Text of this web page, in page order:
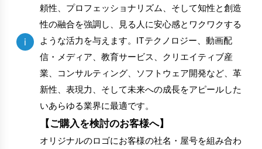
i
頼性、プロフェッショナリズム、そして知性と創造
性の融合を強調し、見る人に安心感とワクワクする
ような活力を与えます。ITテクノロジー、動画配
信・メディア、教育サービス、クリエイティブ産
業、コンサルティング、ソフトウェア開発など、革
新性、表現力、そして未来への成長をアピールした
いあらゆる業界に最適です。
【ご購入を検討のお客様へ】
オリジナルのロゴにお客様の社名・屋号を組み合わ